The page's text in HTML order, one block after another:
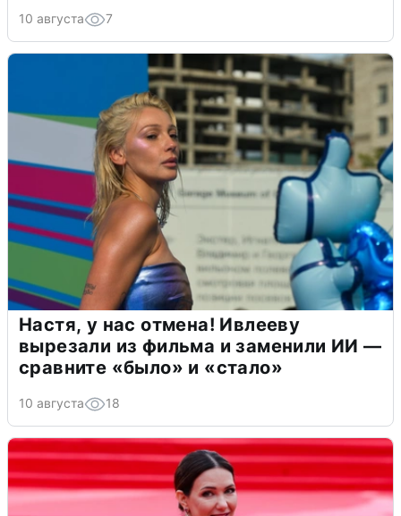
10 августа 7
Настя, у нас отмена! Ивлееву
вырезали из фильма и заменили ИИ —
сравните «было» и «стало»
10 августа 18